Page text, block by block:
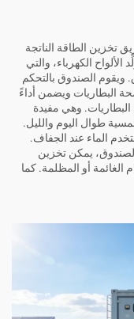
تخزين الطاقة الناتجة
الكهرباء، والتي
الصندوق بالتحكم
البطاريات ويضمن أداءً
البطاريات. وهي مفيدة
طوال اليوم والليل.
الماء عند الجفاف.
يمكن تخزين
الغائمة أو المظلمة. كما